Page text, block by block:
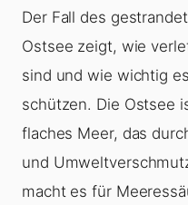
Der Fall des
Ostsee zeigt, wie
sind und wie wichtig
schützen. Die Ostsee
flaches Meer, das
und
macht es für